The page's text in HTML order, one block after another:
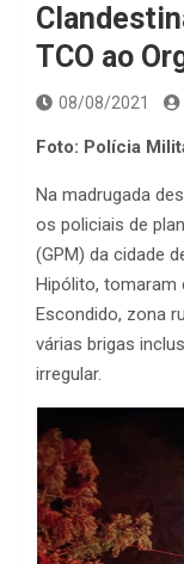
TCO ao
08/08/2021
Foto: Polícia
Na madrugada
os policiais de
(GPM) da cidade
Hipólito, tomaram
Escondido, zona
várias brigas
irregular.